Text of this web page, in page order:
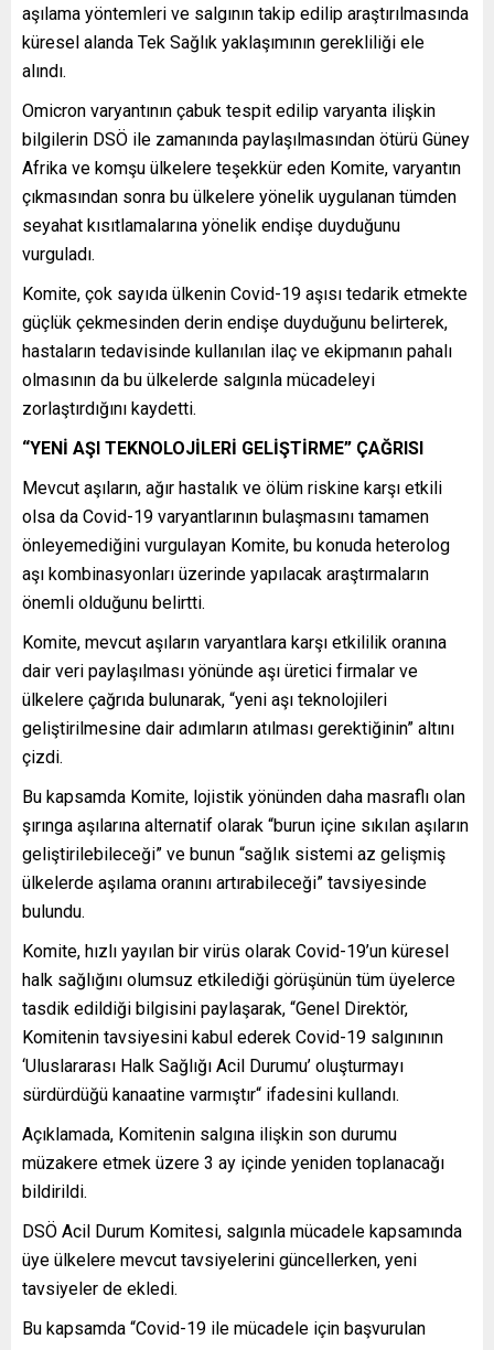
aşılama yöntemleri ve salgının takip edilip araştırılmasında
küresel alanda Tek Sağlık yaklaşımının gerekliliği ele
alındı.
Omicron varyantının çabuk tespit edilip varyanta ilişkin
bilgilerin DSÖ ile zamanında paylaşılmasından ötürü Güney
Afrika ve komşu ülkelere teşekkür eden Komite, varyantın
çıkmasından sonra bu ülkelere yönelik uygulanan tümden
seyahat kısıtlamalarına yönelik endişe duyduğunu
vurguladı.
Komite, çok sayıda ülkenin Covid-19 aşısı tedarik etmekte
güçlük çekmesinden derin endişe duyduğunu belirterek,
hastaların tedavisinde kullanılan ilaç ve ekipmanın pahalı
olmasının da bu ülkelerde salgınla mücadeleyi
zorlaştırdığını kaydetti.
“YENİ AŞI TEKNOLOJİLERİ GELİŞTİRME” ÇAĞRISI
Mevcut aşıların, ağır hastalık ve ölüm riskine karşı etkili
olsa da Covid-19 varyantlarının bulaşmasını tamamen
önleyemediğini vurgulayan Komite, bu konuda heterolog
aşı kombinasyonları üzerinde yapılacak araştırmaların
önemli olduğunu belirtti.
Komite, mevcut aşıların varyantlara karşı etkililik oranına
dair veri paylaşılması yönünde aşı üretici firmalar ve
ülkelere çağrıda bulunarak, “yeni aşı teknolojileri
geliştirilmesine dair adımların atılması gerektiğinin” altını
çizdi.
Bu kapsamda Komite, lojistik yönünden daha masraflı olan
şırınga aşılarına alternatif olarak “burun içine sıkılan aşıların
geliştirilebileceği” ve bunun “sağlık sistemi az gelişmiş
ülkelerde aşılama oranını artırabileceği” tavsiyesinde
bulundu.
Komite, hızlı yayılan bir virüs olarak Covid-19’un küresel
halk sağlığını olumsuz etkilediği görüşünün tüm üyelerce
tasdik edildiği bilgisini paylaşarak, “Genel Direktör,
Komitenin tavsiyesini kabul ederek Covid-19 salgınının
‘Uluslararası Halk Sağlığı Acil Durumu’ oluşturmayı
sürdürdüğü kanaatine varmıştır“ ifadesini kullandı.
Açıklamada, Komitenin salgına ilişkin son durumu
müzakere etmek üzere 3 ay içinde yeniden toplanacağı
bildirildi.
DSÖ Acil Durum Komitesi, salgınla mücadele kapsamında
üye ülkelere mevcut tavsiyelerini güncellerken, yeni
tavsiyeler de ekledi.
Bu kapsamda “Covid-19 ile mücadele için başvurulan